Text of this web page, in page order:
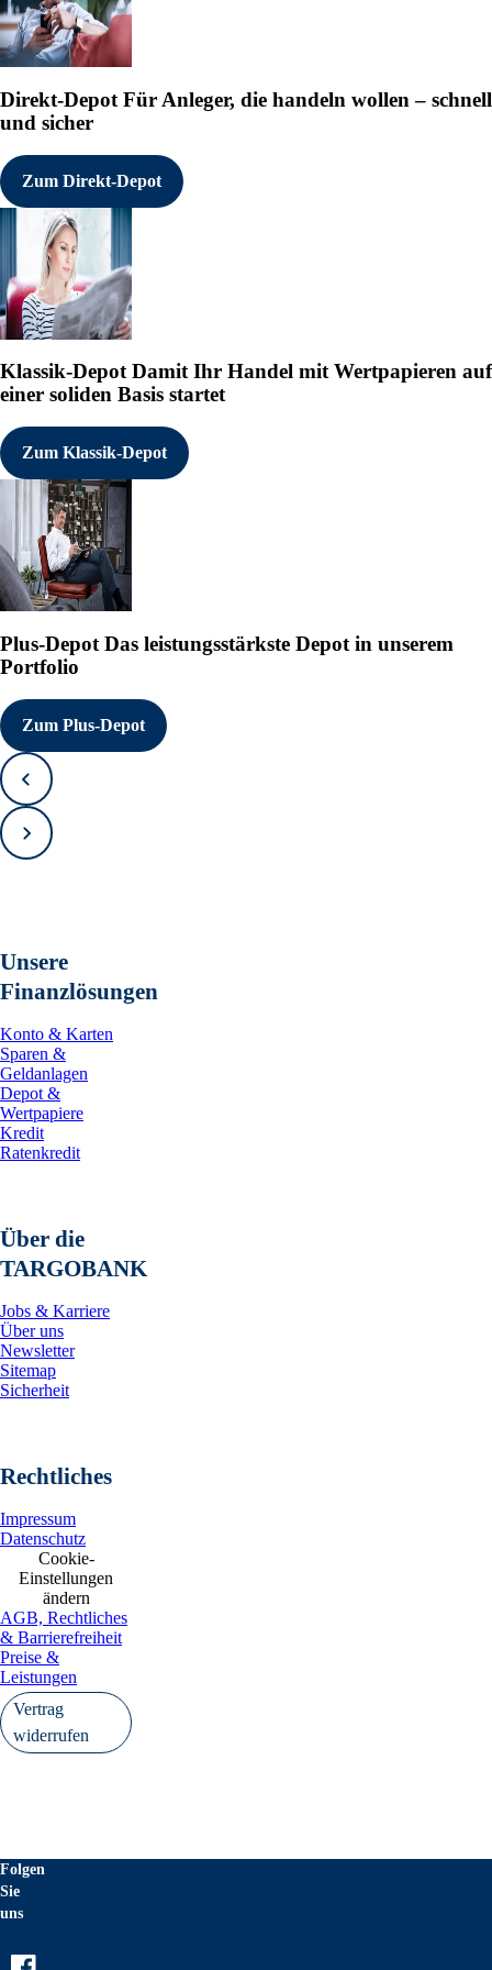
Direkt-Depot Für Anleger, die handeln wollen – schnell
und sicher
Zum Direkt-Depot
Klassik-DepotDamit Ihr Handel mit Wertpapieren auf
einer soliden Basis startet
Zum Klassik-Depot
Plus-Depot Das leistungsstärkste Depot in unserem
Portfolio
Zum Plus-Depot
Zurück
Vorwärts
Unsere
Finanzlösungen
Konto & Karten
Sparen &
Geldanlagen
Depot &
Wertpapiere
Kredit
Ratenkredit
Über die
TARGOBANK
Jobs & Karriere
Über uns
Newsletter
Sitemap
Sicherheit
Rechtliches
Impressum
Datenschutz
Cookie-
Einstellungen
ändern
AGB, Rechtliches
& Barrierefreiheit
Preise &
Leistungen
Vertrag
widerrufen
Folgen
Sie
uns